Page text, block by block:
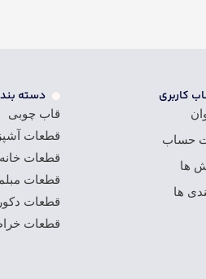
کاربری
حساب
ها
ها
دسته
قاب چوبی
قطعات
قطعات
قطعات
قطعات
قطعات